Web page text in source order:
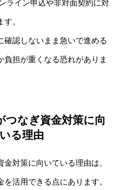
ライン申込や非対面契約に対
。
確認しないまま急いで進める
負担が重くなる恐れがありま
つなぎ資金対策に向
る理由
対策に向いている理由は、
活用できる点にあります。